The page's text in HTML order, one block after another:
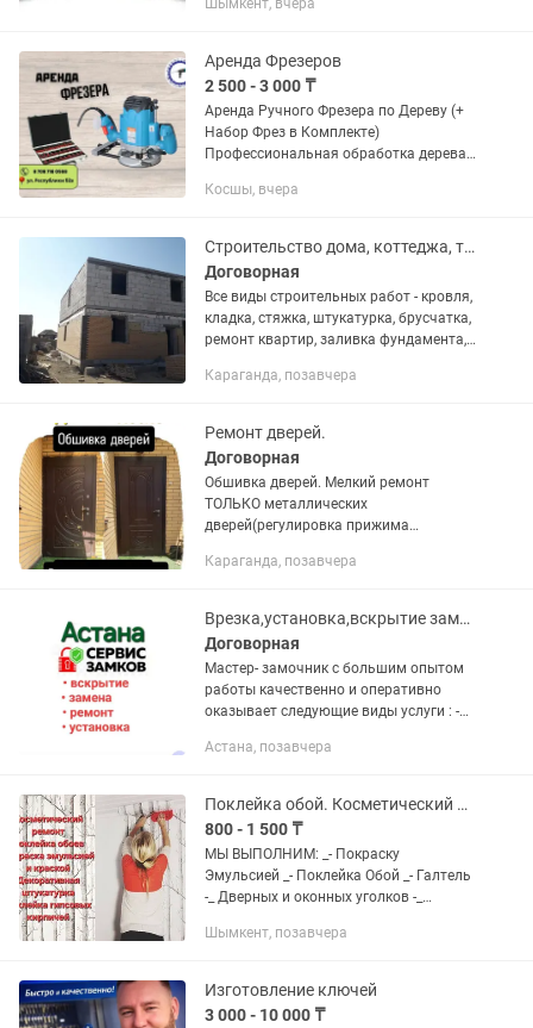
Кафель, Левкас, обои, плинтуса,
Шымкент, вчера
Аренда Фрезеров
2 500 - 3 000 ₸
Аренда Ручного Фрезера по Дереву (+
Набор Фрез в Комплекте)
Профессиональная обработка дерева,
лишних затрат! Сдается в аренду
дереву...
Косшы, вчера
Строительство дома, коттеджа, таунхауса,ремонт под ключ, по дизайн проекту
Договорная
Все виды строительных работ - кровля,
кладка, стяжка, штукатурка, брусчатка,
ремонт квартир, заливка фундамента,
сложности, современным дизайном,
Караганда, позавчера
Ремонт дверей.
Договорная
Обшивка дверей. Мелкий ремонт
ТОЛЬКО металлических
дверей(регулировка прижима
проседания дверей, обшивка дверей .
тогда , когда вы точно...
Караганда, позавчера
Врезка,установка,вскрытие замка, замена сердцевины замков,ремонт дверных
Договорная
Мастер- замочник с большим опытом
работы качественно и оперативно
оказывает следующие виды услуги : -
повреждения двери (в случае
замка) ...
Астана, позавчера
Поклейка обой. Косметический ремонт
800 - 1 500 ₸
МЫ ВЫПОЛНИМ: _- Покраску
Эмульсией _- Поклейка Обой _- Галтель
-_ Дверных и оконных уголков -_
гипсовых кирпичей -_ Бамбук панели -
Шымкент, позавчера
Изготовление ключей
3 000 - 10 000 ₸